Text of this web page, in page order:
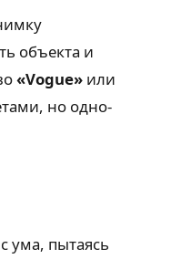
объекта и
«Vogue» или
но одно-
ума, пытаясь